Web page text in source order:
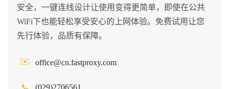
安全，一键连线设计让使用变得更简单，即使在公共
WiFi下也能轻松享受安心的上网体验。免费试用让您
先行体验，品质有保障。
✉️ office@cn.fastproxy.com
(029)2706561